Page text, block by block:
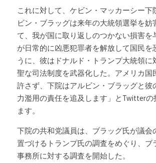
これに対して、ケビン・マッカーシー下
ビン・ブラッグは来年の大統領選挙を妨
て、我が国に取り返しのつかない損害を
が日常的に凶悪犯罪者を解放して国民を
うに、彼はドナルド・トランプ大統領に
聖な司法制度を武器化した。アメリカ国
許さず、下院はアルビン・ブラッグと彼
力濫用の責任を追及します」とTwitterの
ます。
下院の共和党議員は、ブラッグ氏が議会
置づけるトランプ氏の調査をめぐり、ブ
事務所に対する調査を開始した。